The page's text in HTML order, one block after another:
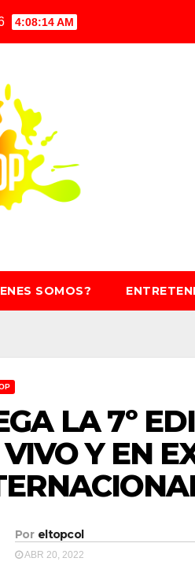
4:08:16 AM
SOMOS?
LA 7º
Y EN
Por eltopcol
ABR 20, 2022